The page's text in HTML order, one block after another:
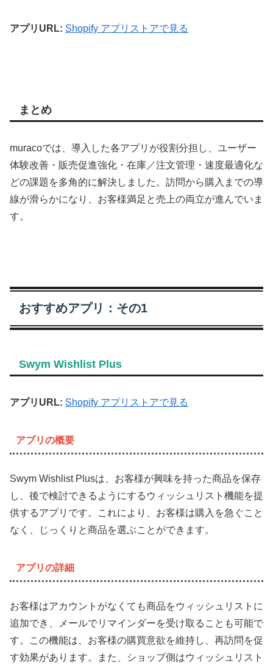
アプリURL: Shopify アプリストアで見る
まとめ
muracoでは、導入した各アプリが役割分担し、ユーザー
体験改善・販売促進強化・在庫／注文管理・速度最適化な
どの課題を多角的に解決しました。訪問から購入までの導
線が滑らかになり、お客様満足と売上の両立が進んでいま
す。
おすすめアプリ：その1
Swym Wishlist Plus
アプリURL: Shopify アプリストアで見る
アプリの概要
Swym Wishlist Plusは、お客様が興味を持った商品を保存
し、後で検討できるようにするウィッシュリスト機能を提
供するアプリです。これにより、お客様は購入を急ぐこと
なく、じっくりと商品を選ぶことができます。
アプリの詳細
お客様はアカウントがなくても商品をウィッシュリストに
追加でき、メールでリマインダーを受け取ることも可能で
す。この機能は、お客様の購買意欲を維持し、再訪問を促
す効果があります。また、ショップ側はウィッシュリスト